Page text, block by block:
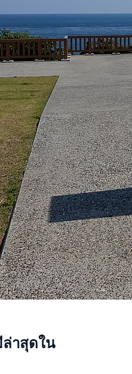
าสุดใน